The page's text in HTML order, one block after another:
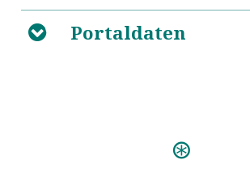
B Portaldaten
Engel-Schall der